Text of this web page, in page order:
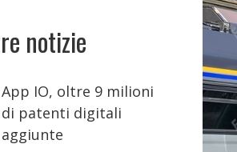
notizie
App IO, oltre 9 milioni
di patenti digitali
aggiunte